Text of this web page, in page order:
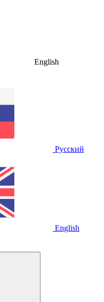
English
Русский
English